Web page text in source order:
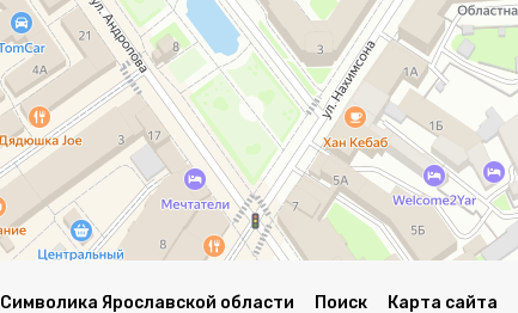
Символика Ярославской области Поиск Карта сайта